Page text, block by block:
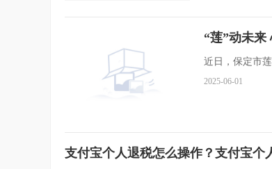
“莲”动未来
近日，保定市
2025-06-01
支付宝个人退税怎么操作？支付宝个